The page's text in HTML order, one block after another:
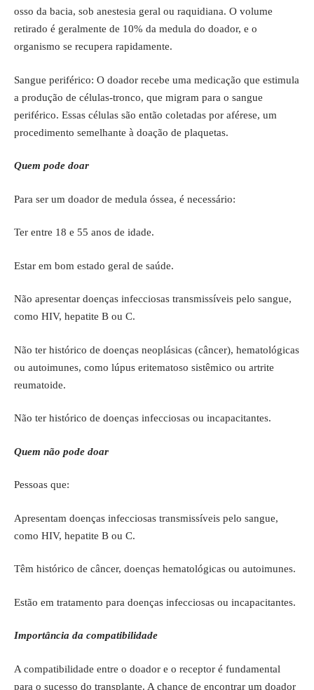
osso da bacia, sob anestesia geral ou raquidiana. O volume
retirado é geralmente de 10% da medula do doador, e o
organismo se recupera rapidamente.
Sangue periférico: O doador recebe uma medicação que estimula
a produção de células-tronco, que migram para o sangue
periférico. Essas células são então coletadas por aférese, um
procedimento semelhante à doação de plaquetas.
Quem pode doar
Para ser um doador de medula óssea, é necessário:
Ter entre 18 e 55 anos de idade.
Estar em bom estado geral de saúde.
Não apresentar doenças infecciosas transmissíveis pelo sangue,
como HIV, hepatite B ou C.
Não ter histórico de doenças neoplásicas (câncer), hematológicas
ou autoimunes, como lúpus eritematoso sistêmico ou artrite
reumatoide.
Não ter histórico de doenças infecciosas ou incapacitantes.
Quem não pode doar
Pessoas que:
Apresentam doenças infecciosas transmissíveis pelo sangue,
como HIV, hepatite B ou C.
Têm histórico de câncer, doenças hematológicas ou autoimunes.
Estão em tratamento para doenças infecciosas ou incapacitantes.
Importância da compatibilidade
A compatibilidade entre o doador e o receptor é fundamental
para o sucesso do transplante. A chance de encontrar um doador